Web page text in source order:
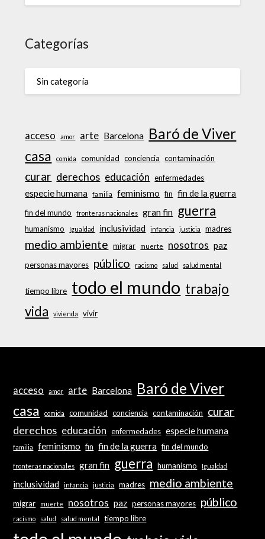
Categorías
Sin categoría
acceso amor arte Barcelona Baró de Viver
casa comida comunidad conciencia contaminación
curar derechos educación enfermedades
especie humana familia feminismo fin fin de la guerra
fin del mundo fronteras nacionales gran fin guerra
humanismo Igualdad inclusividad infancia justicia madres
medio ambiente migrar muerte nosotros paz
personas mayores público racismo salud salud mental
tiempo libre todo el mundo trabajo
vida vivienda vivir
acceso amor arte Barcelona Baró de Viver
casa comida comunidad conciencia contaminación curar
derechos educación enfermedades especie humana
familia feminismo fin fin de la guerra fin del mundo
fronteras nacionales gran fin guerra humanismo Igualdad
inclusividad infancia justicia madres medio ambiente
migrar muerte nosotros paz personas mayores público
racismo salud salud mental tiempo libre